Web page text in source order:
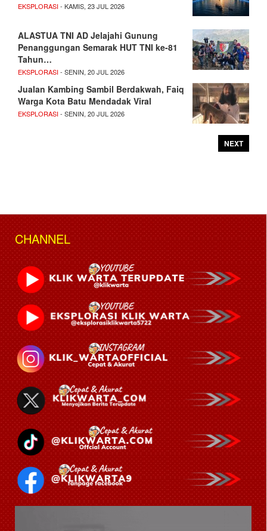
EKSPLORASI- KAMIS, 23 JUL 2026
ALASTUA TNI AD Jelajahi Gunung
Penanggungan Semarak HUT TNI ke-81
Tahun…
EKSPLORASI- SENIN, 20 JUL 2026
Jualan Kambing Sambil Berdakwah, Faiq
Warga Kota Batu Mendadak Viral
EKSPLORASI- SENIN, 20 JUL 2026
NEXT
CHANNEL